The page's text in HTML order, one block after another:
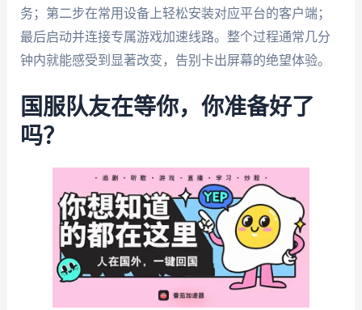
务；第二步在常用设备上轻松安装对应平台的客户端；
最后启动并连接专属游戏加速线路。整个过程通常几分
钟内就能感受到显著改变，告别卡出屏幕的绝望体验。
国服队友在等你，你准备好了
吗？